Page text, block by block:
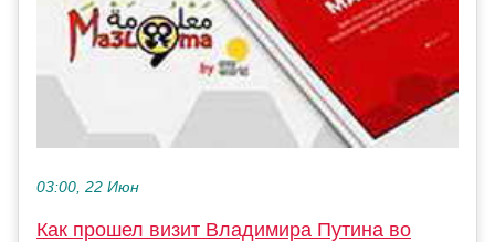
03:00, 22 Июн
Как прошел визит Владимира Путина во